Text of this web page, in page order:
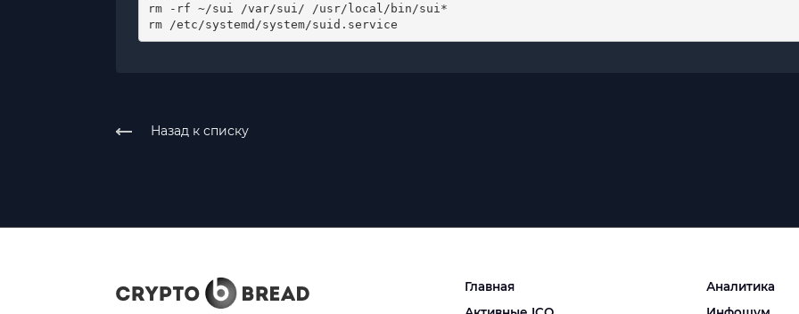
rm -rf ~/sui /var/sui/ /usr/local/bin/sui*
rm /etc/systemd/system/suid.service
Назад к списку
Главная
Аналитика